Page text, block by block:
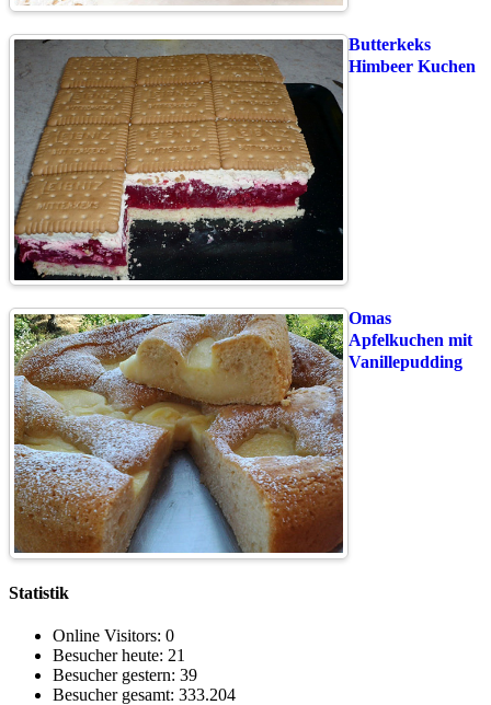
Butterkeks
Himbeer Kuchen
Omas
Apfelkuchen mit
Vanillepudding
Statistik
Online Visitors: 0
Besucher heute: 21
Besucher gestern: 39
Besucher gesamt: 333.204